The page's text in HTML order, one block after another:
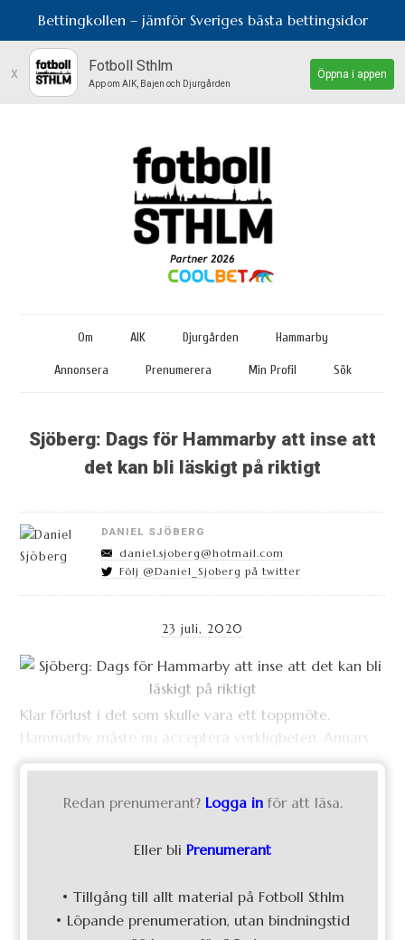
Bettingkollen – jämför Sveriges bästa bettingsidor
x Fotboll Sthlm
App om AIK, Bajen och Djurgården
Öppna i appen
Om AIK Djurgården Hammarby
Annonsera Prenumerera Min Profil Sök
Sjöberg: Dags för Hammarby att inse att
det kan bli läskigt på riktigt
DANIEL SJÖBERG
daniel.sjoberg@hotmail.com
Följ @Daniel_Sjoberg på twitter
23 juli, 2020
Klar förlust i det som skulle vara ett toppmöte.
Hammarby måste nu acceptera verkligheten. Annars
Redan prenumerant? Logga in för att läsa.
Eller bli Prenumerant
• Tillgång till allt material på Fotboll Sthlm
• Löpande prenumeration, utan bindningstid